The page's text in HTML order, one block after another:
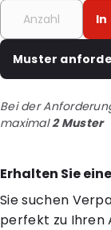
Muster
Bei der
maximal2 Muster
Erhalten Sie
Sie suchen
perfekt zu Ihren